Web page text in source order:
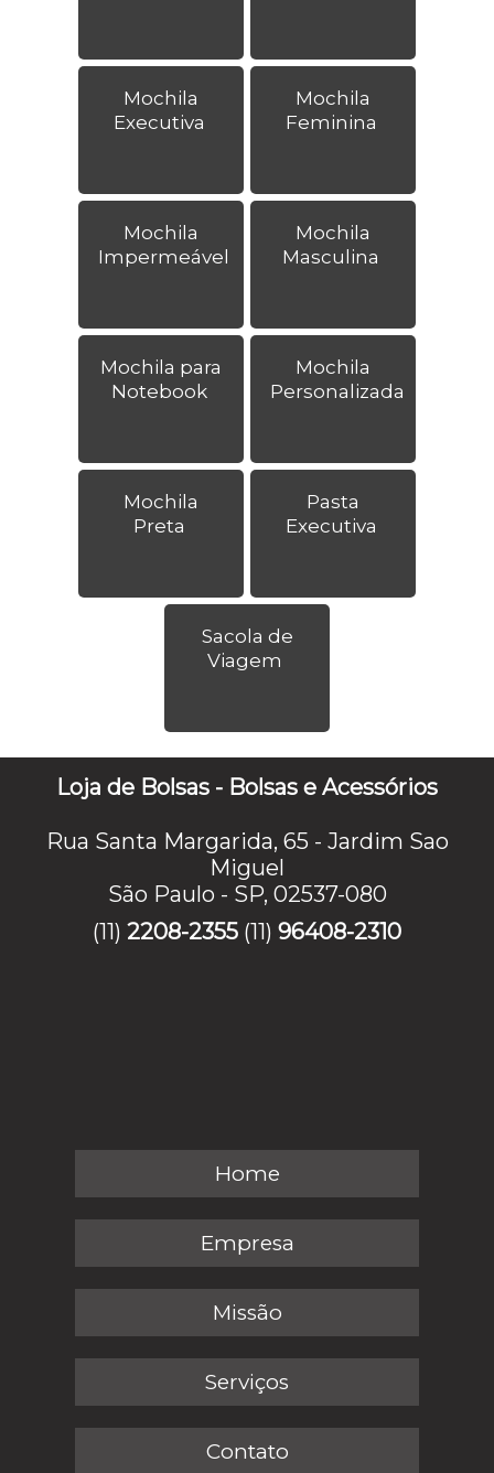
Mochila
Executiva
Mochila
Feminina
Mochila
Impermeável
Mochila
Masculina
Mochila para
Notebook
Mochila
Personalizada
Mochila
Preta
Pasta
Executiva
Sacola de
Viagem
Loja de Bolsas - Bolsas e Acessórios
Rua Santa Margarida, 65 - Jardim Sao
Miguel
São Paulo - SP, 02537-080
(11) 2208-2355 (11) 96408-2310
Home
Empresa
Missão
Serviços
Contato